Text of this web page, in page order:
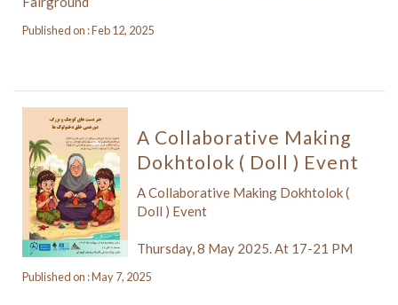
Published on : Feb 12, 2025
A Collaborative Making
Dokhtolok ( Doll ) Event
A Collaborative Making Dokhtolok (
Doll ) Event
Thursday, 8 May 2025. At 17-21 PM
Published on : May 7, 2025